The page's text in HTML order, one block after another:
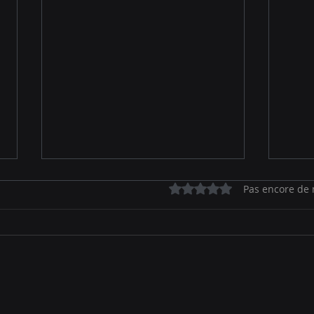
SCPI: la douche froide!
Hormis l'immobilier de santé et
Noté 0 étoile sur 5.Pas encore de